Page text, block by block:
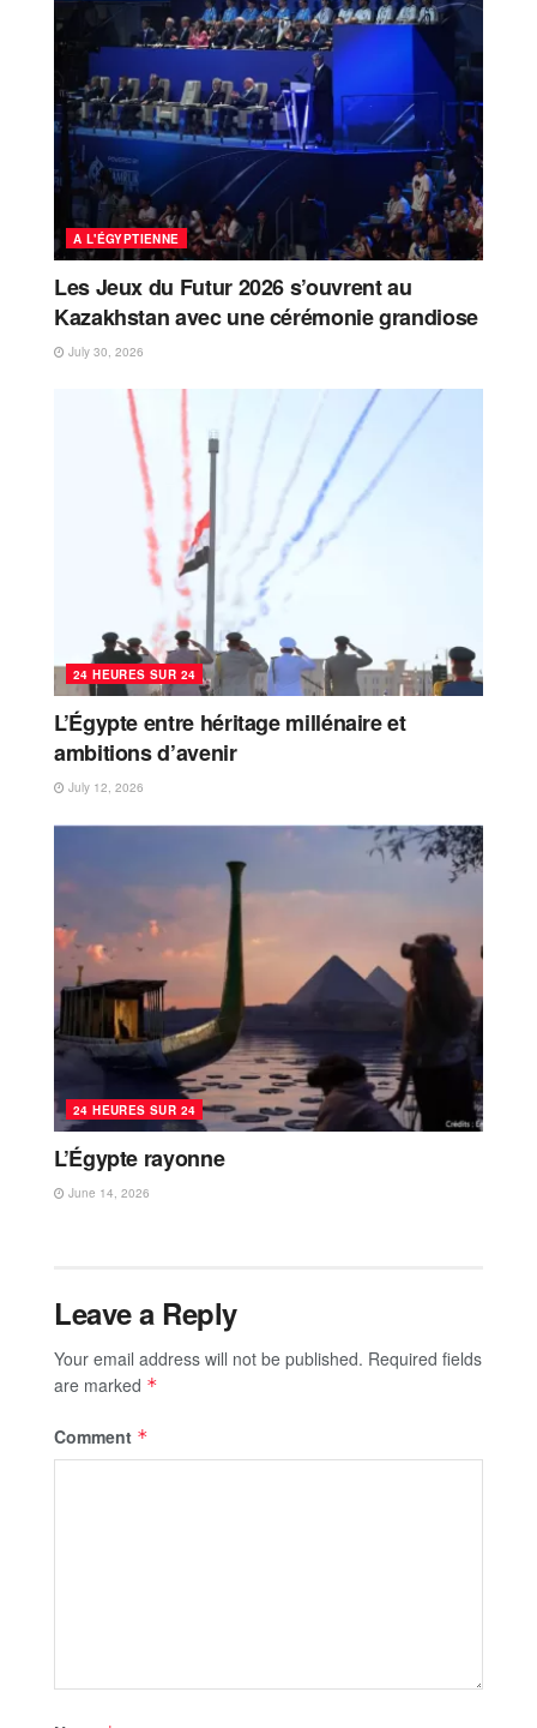
A L'ÉGYPTIENNE
Les Jeux du Futur 2026 s’ouvrent au
Kazakhstan avec une cérémonie grandiose
July 30, 2026
24 HEURES SUR 24
L’Égypte entre héritage millénaire et
ambitions d’avenir
July 12, 2026
24 HEURES SUR 24
L’Égypte rayonne
June 14, 2026
Leave a Reply
Your email address will not be published. Required fields
are marked *
Comment *